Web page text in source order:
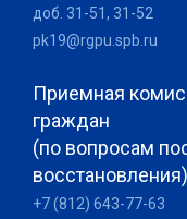
доб. 31-51, 31-52
pk19@rgpu.spb.ru
Приемная
граждан
(по вопросам
восстановления)
+7 (812) 643-77-63